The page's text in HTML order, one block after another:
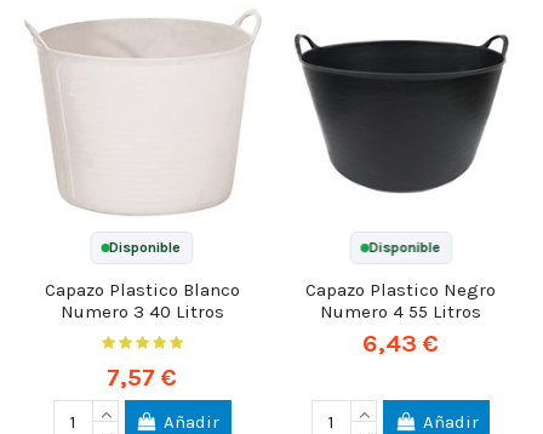
Disponible
Capazo Plastico Blanco
Numero 3 40 Litros
7,57 €
Añadir
Disponible
Capazo Plastico Negro
Numero 4 55 Litros
6,43 €
Añadir